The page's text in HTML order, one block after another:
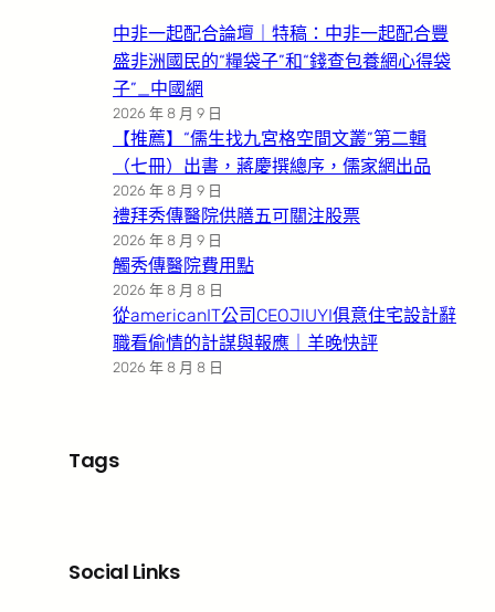
中非一起配合論壇｜特稿：中非一起配合豐
盛非洲國民的“糧袋子”和“錢查包養網心得袋
子”_中國網
2026 年 8 月 9 日
【推薦】“儒生找九宮格空間文叢”第二輯
（七冊）出書，蔣慶撰總序，儒家網出品
2026 年 8 月 9 日
禮拜秀傳醫院供膳五可關注股票
2026 年 8 月 9 日
觸秀傳醫院費用點
2026 年 8 月 8 日
從americanIT公司CEOJIUYI俱意住宅設計辭
職看偷情的計謀與報應｜羊晚快評
2026 年 8 月 8 日
Tags
Social Links